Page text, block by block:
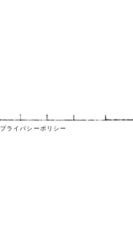
プライバシーポリシー